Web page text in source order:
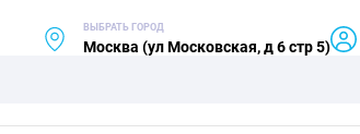
ВЫБРАТЬ ГОРОД
Москва (ул Московская, д 6 стр 5)